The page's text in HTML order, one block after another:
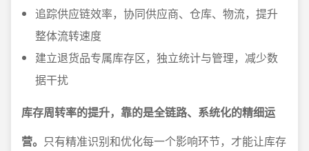
追踪供应链效率，协同供应商、仓库、物流，提升
整体流转速度
建立退货品专属库存区，独立统计与管理，减少数
据干扰
库存周转率的提升，靠的是全链路、系统化的精细运
营。 只有精准识别和优化每一个影响环节，才能让库存